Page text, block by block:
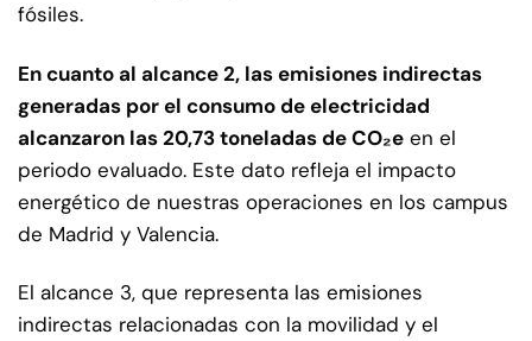
fósiles.
En cuanto al alcance 2, las emisiones indirectas
generadas por el consumo de electricidad
alcanzaron las 20,73 toneladas de CO₂e en el
periodo evaluado. Este dato refleja el impacto
energético de nuestras operaciones en los campus
de Madrid y Valencia.
El alcance 3, que representa las emisiones
indirectas relacionadas con la movilidad y el